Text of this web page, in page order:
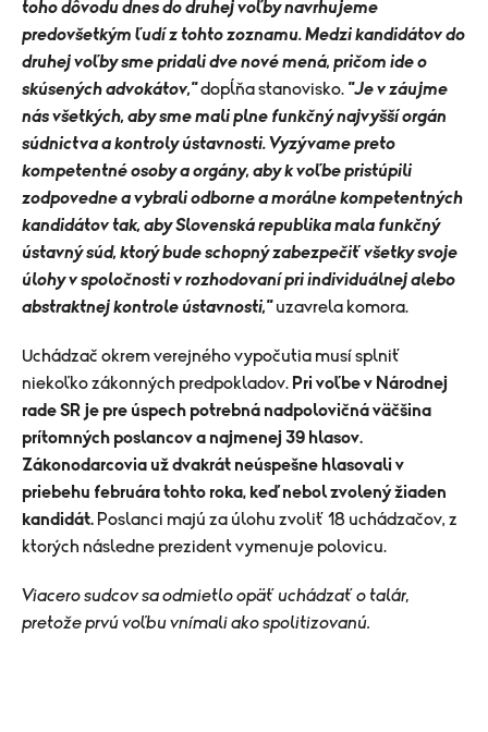
toho dôvodu dnes do druhej voľby navrhujeme
predovšetkým ľudí z tohto zoznamu. Medzi kandidátov do
druhej voľby sme pridali dve nové mená, pričom ide o
skúsených advokátov,"dopĺňa stanovisko. "Je v záujme
nás všetkých, aby sme mali plne funkčný najvyšší orgán
súdnictva a kontroly ústavnosti. Vyzývame preto
kompetentné osoby a orgány, aby k voľbe pristúpili
zodpovedne a vybrali odborne a morálne kompetentných
kandidátov tak, aby Slovenská republika mala funkčný
ústavný súd, ktorý bude schopný zabezpečiť všetky svoje
úlohy v spoločnosti v rozhodovaní pri individuálnej alebo
abstraktnej kontrole ústavnosti,"uzavrela komora.
Uchádzač okrem verejného vypočutia musí splniť
niekoľko zákonných predpokladov. Pri voľbe v Národnej
rade SR je pre úspech potrebná nadpolovičná väčšina
prítomných poslancov a najmenej 39 hlasov.
Zákonodarcovia už dvakrát neúspešne hlasovali v
priebehu februára tohto roka, keď nebol zvolený žiaden
kandidát. Poslanci majú za úlohu zvoliť 18 uchádzačov, z
ktorých následne prezident vymenuje polovicu.
Viacero sudcov sa odmietlo opäť uchádzať o talár,
pretože prvú voľbu vnímali ako spolitizovanú.